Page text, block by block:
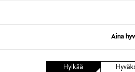
Aina
Hylkää
6,90 €
6,90 €